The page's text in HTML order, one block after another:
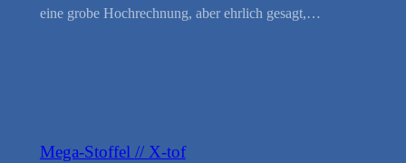
eine grobe Hochrechnung, aber ehrlich gesagt,…
Mega-Stoffel // X-tof